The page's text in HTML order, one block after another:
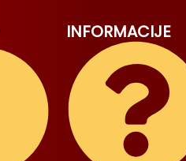
INFORMACIJE